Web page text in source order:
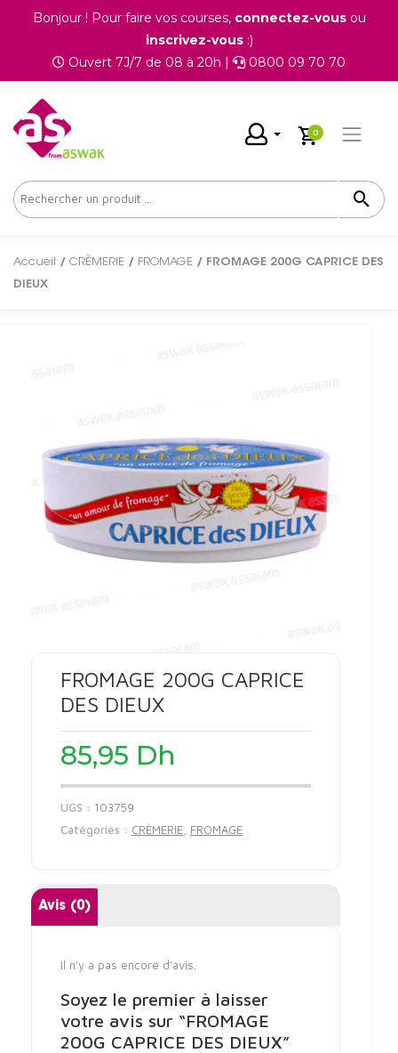
Bonjour ! Pour faire vos courses, connectez-vousou
inscrivez-vous:)
Ouvert 7J/7 de 08 à 20h |
0800 09 70 70
0
Accueil / CRÈMERIE / FROMAGE / FROMAGE 200G CAPRICE DES
DIEUX
FROMAGE 200G CAPRICE
DES DIEUX
85,95 Dh
UGS : 103759
Catégories : CRÈMERIE FROMAGE
Avis (0)
Il n’y a pas encore d’avis.
Soyez le premier à laisser
votre avis sur “FROMAGE
200G CAPRICE DES DIEUX”